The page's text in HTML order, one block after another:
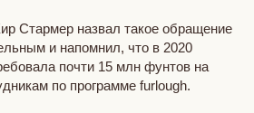
Стармер назвал такое обращение
и напомнил, что в 2020
почти 15 млн фунтов на
по программе furlough.